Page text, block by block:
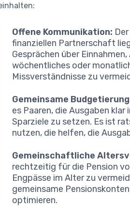
Offene Kommunikation:
finanziellen Partnerschaft
Gesprächen über
wöchentliches oder
Missverständnisse zu
Gemeinsame
es Paaren, die Ausgaben
Sparziele zu setzen. Es ist
nutzen, die helfen, die
Gemeinschaftliche
rechtzeitig für die Pension
Engpässe im Alter zu
gemeinsame
optimieren.